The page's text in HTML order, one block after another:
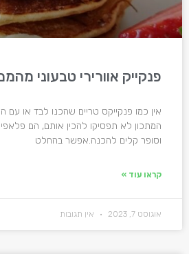
פנקייק אוורירי טבעוני
אין כמו פנקייקס טריים שהכנו לבד או עם
המתכון לא תפסיקו להכין אותם, הם
וסופר קלים להכנה.אפשר בהחלט
קראו עוד »
אוגוסט 7, 2023 אין תגובות